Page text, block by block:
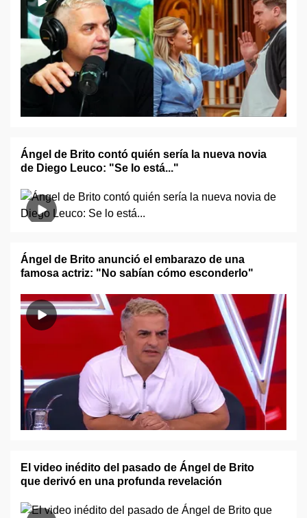
Ángel de Brito contó quién sería la nueva novia
de Diego Leuco: "Se lo está..."
Ángel de Brito anunció el embarazo de una
famosa actriz: "No sabían cómo esconderlo"
El video inédito del pasado de Ángel de Brito
que derivó en una profunda revelación